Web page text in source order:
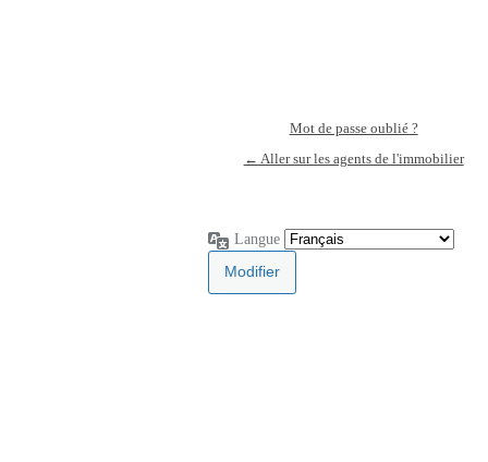
Mot de passe oublié ?
← Aller sur les agents de l'immobilier
Langue